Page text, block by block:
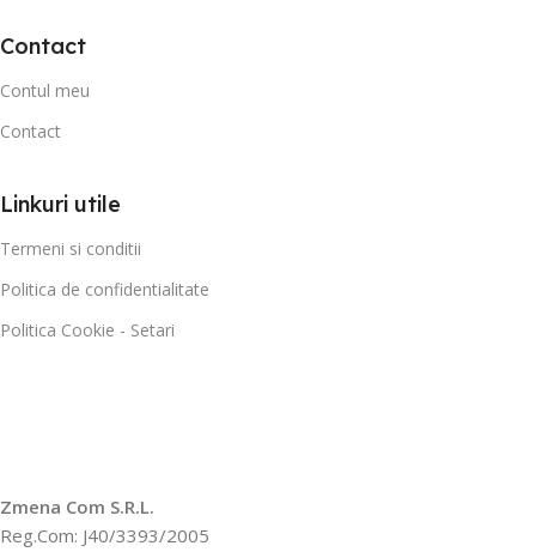
Contact
Contul meu
Contact
Linkuri utile
Termeni si conditii
Politica de confidentialitate
Politica Cookie - Setari
Zmena Com S.R.L.
Reg.Com: J40/3393/2005